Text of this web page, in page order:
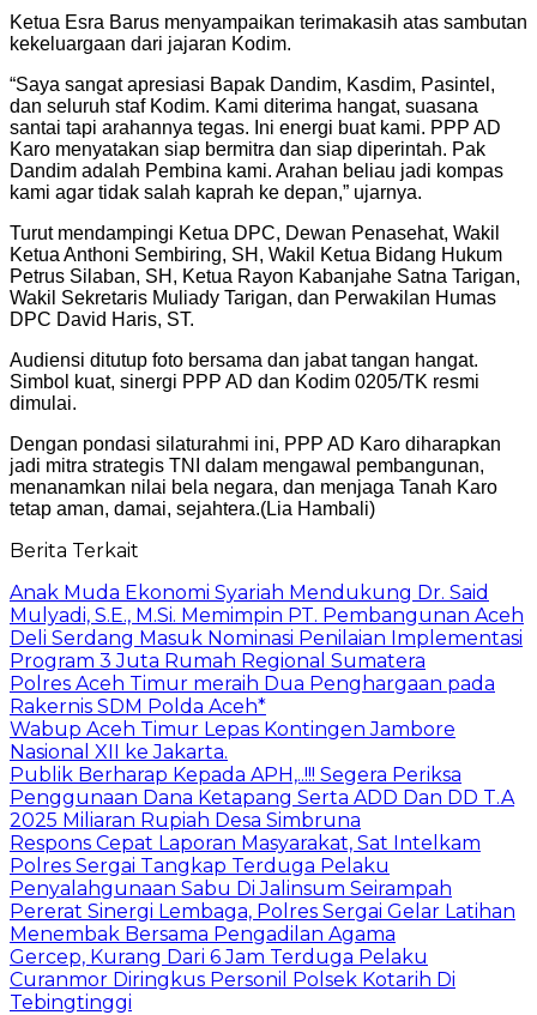
Ketua Esra Barus menyampaikan terimakasih atas sambutan
kekeluargaan dari jajaran Kodim.
“Saya sangat apresiasi Bapak Dandim, Kasdim, Pasintel,
dan seluruh staf Kodim. Kami diterima hangat, suasana
santai tapi arahannya tegas. Ini energi buat kami. PPP AD
Karo menyatakan siap bermitra dan siap diperintah. Pak
Dandim adalah Pembina kami. Arahan beliau jadi kompas
kami agar tidak salah kaprah ke depan,” ujarnya.
Turut mendampingi Ketua DPC, Dewan Penasehat, Wakil
Ketua Anthoni Sembiring, SH, Wakil Ketua Bidang Hukum
Petrus Silaban, SH, Ketua Rayon Kabanjahe Satna Tarigan,
Wakil Sekretaris Muliady Tarigan, dan Perwakilan Humas
DPC David Haris, ST.
Audiensi ditutup foto bersama dan jabat tangan hangat.
Simbol kuat, sinergi PPP AD dan Kodim 0205/TK resmi
dimulai.
Dengan pondasi silaturahmi ini, PPP AD Karo diharapkan
jadi mitra strategis TNI dalam mengawal pembangunan,
menanamkan nilai bela negara, dan menjaga Tanah Karo
tetap aman, damai, sejahtera.(Lia Hambali)
Berita Terkait
Anak Muda Ekonomi Syariah Mendukung Dr. Said
Mulyadi, S.E., M.Si. Memimpin PT. Pembangunan Aceh
Deli Serdang Masuk Nominasi Penilaian Implementasi
Program 3 Juta Rumah Regional Sumatera
Polres Aceh Timur meraih Dua Penghargaan pada
Rakernis SDM Polda Aceh*
Wabup Aceh Timur Lepas Kontingen Jambore
Nasional XII ke Jakarta.
Publik Berharap Kepada APH,..!!! Segera Periksa
Penggunaan Dana Ketapang Serta ADD Dan DD T.A
2025 Miliaran Rupiah Desa Simbruna
Respons Cepat Laporan Masyarakat, Sat Intelkam
Polres Sergai Tangkap Terduga Pelaku
Penyalahgunaan Sabu Di Jalinsum Seirampah
Pererat Sinergi Lembaga, Polres Sergai Gelar Latihan
Menembak Bersama Pengadilan Agama
Gercep, Kurang Dari 6 Jam Terduga Pelaku
Curanmor Diringkus Personil Polsek Kotarih Di
Tebingtinggi